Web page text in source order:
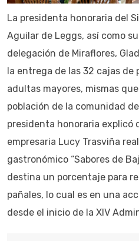
La presidenta honoraria del
Aguilar de Leggs, así como
delegación de Miraflores,
la entrega de las 32 cajas de
adultas mayores, mismas
población de la comunidad
presidenta honoraria explicó
empresaria Lucy Trasviña
gastronómico “Sabores de
destina un porcentaje para
pañales, lo cual es en una
desde el inicio de la XIV